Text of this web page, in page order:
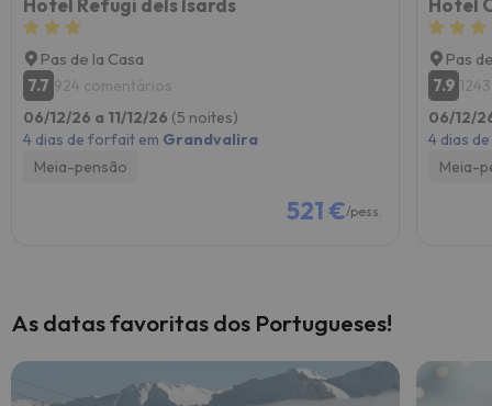
Pas de la Casa
7.7 924 comentários
06/12/26 a 11/12/26 (5 noites)
4 dias de forfait em Grandvalira
Meia-pensão
521 €/pess.
Pas
7.9
06/12/
4 dias
Meia-
As datas favoritas dos Portugueses!